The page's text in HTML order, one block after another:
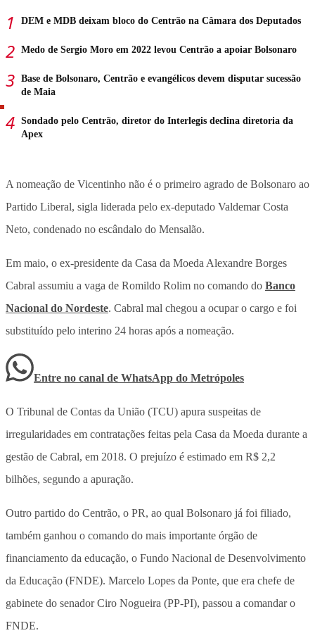
DEM e MDB deixam bloco do Centrão na Câmara dos Deputados
Medo de Sergio Moro em 2022 levou Centrão a apoiar Bolsonaro
Base de Bolsonaro, Centrão e evangélicos devem disputar sucessão
de Maia
Sondado pelo Centrão, diretor do Interlegis declina diretoria da
Apex
A nomeação de Vicentinho não é o primeiro agrado de Bolsonaro ao
Partido Liberal, sigla liderada pelo ex-deputado Valdemar Costa
Neto, condenado no escândalo do Mensalão.
Em maio, o ex-presidente da Casa da Moeda Alexandre Borges
Cabral assumiu a vaga de Romildo Rolim no comando do Banco
Nacional do Nordeste. Cabral mal chegou a ocupar o cargo e foi
substituído pelo interino 24 horas após a nomeação.
Entre no canal de WhatsApp do Metrópoles
O Tribunal de Contas da União (TCU) apura suspeitas de
irregularidades em contratações feitas pela Casa da Moeda durante a
gestão de Cabral, em 2018. O prejuízo é estimado em R$ 2,2
bilhões, segundo a apuração.
Outro partido do Centrão, o PR, ao qual Bolsonaro já foi filiado,
também ganhou o comando do mais importante órgão de
financiamento da educação, o Fundo Nacional de Desenvolvimento
da Educação (FNDE). Marcelo Lopes da Ponte, que era chefe de
gabinete do senador Ciro Nogueira (PP-PI), passou a comandar o
FNDE.